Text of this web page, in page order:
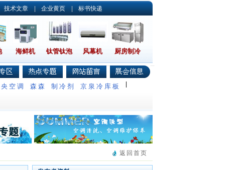
技术文章 | 企业黄页 | 标书快递
海鲜机 钛管钛泡 风幕机 厨房制冷
空调 森森 制冷剂 京泉冷库板
返回首页